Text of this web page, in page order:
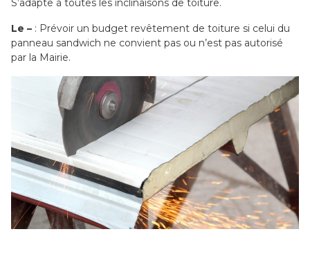
S’adapte à toutes les inclinaisons de toiture.
Le – : Prévoir un budget revêtement de toiture si celui du
panneau sandwich ne convient pas ou n’est pas autorisé
par la Mairie.